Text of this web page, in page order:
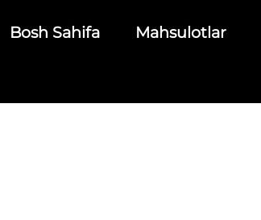
Bosh Sahifa Mahsulotlar